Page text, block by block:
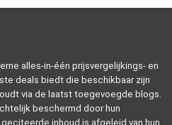
alles-in-één prijsvergelijkings- en
deals biedt die beschikbaar zijn
via de laatst toegevoegde blogs.
beschermd door hun
inhoud is afgeleid van hun